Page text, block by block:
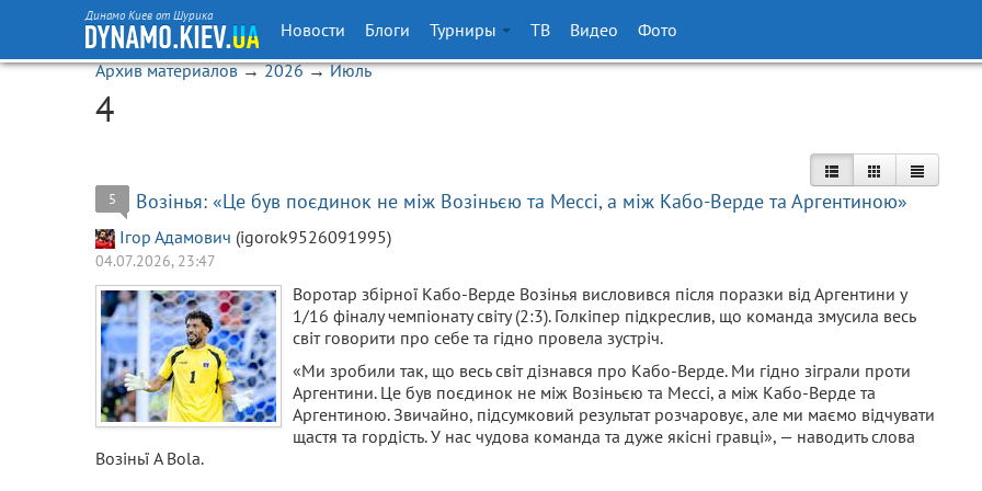
Динамо Киев от Шурика
Новости Блоги Турниры ТВ Видео
Фото
Архив материалов→2026→Июль
4
5 Возінья: «Це був поєдинок не між Возіньєю та Мессі, а між Кабо-Верде та Аргентиною»
Ігор Адамович (igorok9526091995)
04.07.2026, 23:47
Воротар збірної Кабо-Верде Возінья висловився після поразки від Аргентини у
1/16 фіналу чемпіонату світу (2:3). Голкіпер підкреслив, що команда змусила весь
світ говорити про себе та гідно провела зустріч.
«Ми зробили так, що весь світ дізнався про Кабо-Верде. Ми гідно зіграли проти
Аргентини. Це був поєдинок не між Возіньєю та Мессі, а між Кабо-Верде та
Аргентиною. Звичайно, підсумковий результат розчаровує, але ми маємо відчувати
щастя та гордість. У нас чудова команда та дуже якісні гравці», — наводить слова
Возіньї A Bola.